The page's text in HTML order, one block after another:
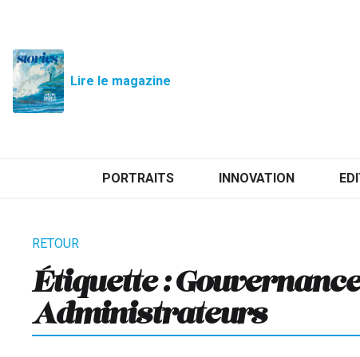
Lire le magazine
PORTRAITS INNOVATION
Étiquette :
Administrateurs